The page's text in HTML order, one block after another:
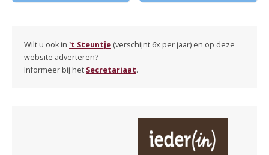
Wilt u ook in 't Steuntje (verschijnt 6x per jaar) en op deze
website adverteren?
Informeer bij het Secretariaat.